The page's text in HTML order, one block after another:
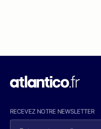
RECEVEZ NOTRE NEWSLETTER